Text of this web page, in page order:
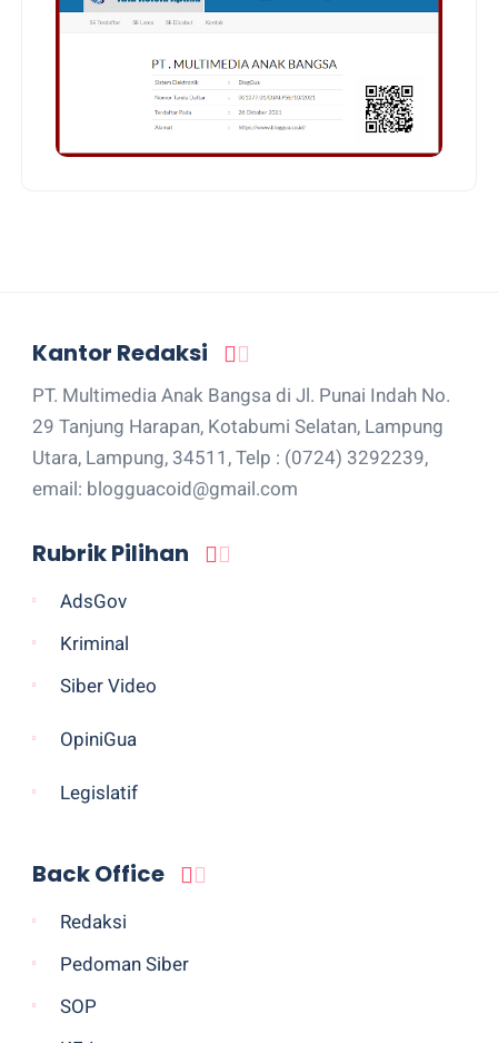
Kantor Redaksi
PT. Multimedia Anak Bangsa di Jl. Punai Indah No.
29 Tanjung Harapan, Kotabumi Selatan, Lampung
Utara, Lampung, 34511, Telp : (0724) 3292239,
email: blogguacoid@gmail.com
Rubrik Pilihan
AdsGov
Kriminal
Siber Video
OpiniGua
Legislatif
Back Office
Redaksi
Pedoman Siber
SOP